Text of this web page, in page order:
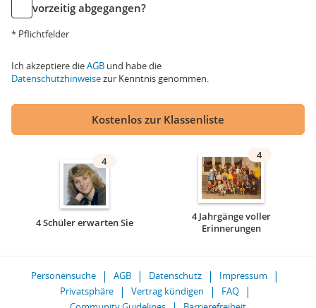
vorzeitig abgegangen?
* Pflichtfelder
Ich akzeptiere dieAGB und habe die
Datenschutzhinweisezur Kenntnis genommen.
Kostenlos zur Klassenliste
4
4 Schüler erwarten Sie
4
4 Jahrgänge voller
Erinnerungen
Personensuche AGB Datenschutz
Impressum
Privatsphäre
Vertrag kündigen
FAQ